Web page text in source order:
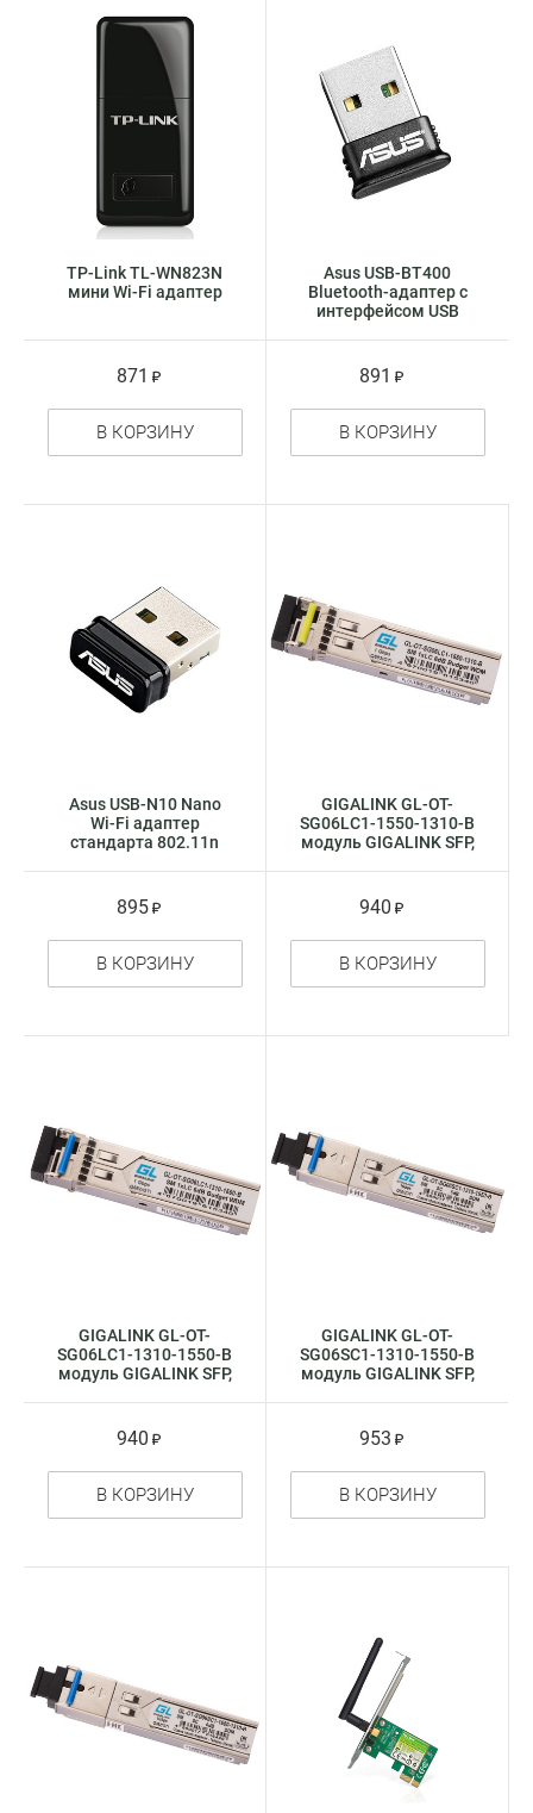
TP-Link TL-WN823N
мини Wi-Fi адаптер
871
В КОРЗИНУ
Asus USB-BT400
Bluetooth-адаптер с
интерфейсом USB
891
В КОРЗИНУ
Asus USB-N10 Nano
Wi-Fi адаптер
стандарта 802.11n
895
В КОРЗИНУ
GIGALINK GL-OT-
SG06LC1-1550-1310-B
модуль GIGALINK SFP,
940
В КОРЗИНУ
GIGALINK GL-OT-
SG06LC1-1310-1550-B
модуль GIGALINK SFP,
940
В КОРЗИНУ
GIGALINK GL-OT-
SG06SC1-1310-1550-B
модуль GIGALINK SFP,
953
В КОРЗИНУ